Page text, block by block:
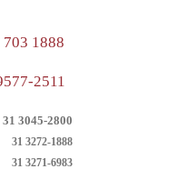
703 1888
2511
31 3045-2800
31 3272-1888
31 3271-6983